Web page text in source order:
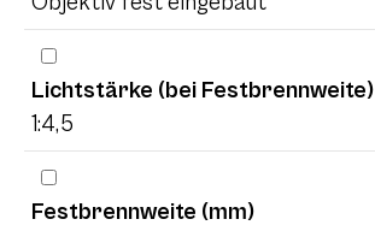
Lichtstärke (bei Festbrennweite)
1:4,5
Festbrennweite (mm)